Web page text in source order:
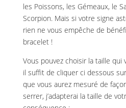
les Poissons, les Gémeaux, le
Scorpion. Mais si votre signe
rien ne vous empêche de
bracelet !
Vous pouvez choisir la taille qui
il suffit de cliquer ci dessous
que vous aurez mesuré de
serrer, j’adapterai la taille de